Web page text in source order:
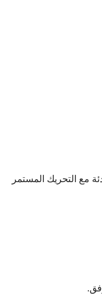
مع التحريك المستمر